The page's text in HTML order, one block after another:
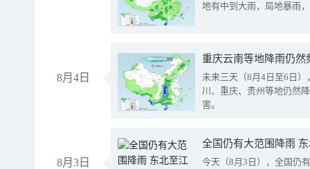
地有中到大雨，局地暴雨
8月4日
重庆云南等地降雨仍然
未来三天（8月4日至6日
川、重庆、贵州等地仍然
害。
8月3日
全国仍有大范围降雨
今天（8月3日），全国仍